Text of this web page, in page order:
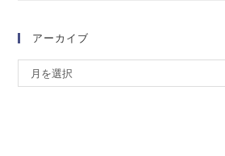
アーカイブ
月を選択